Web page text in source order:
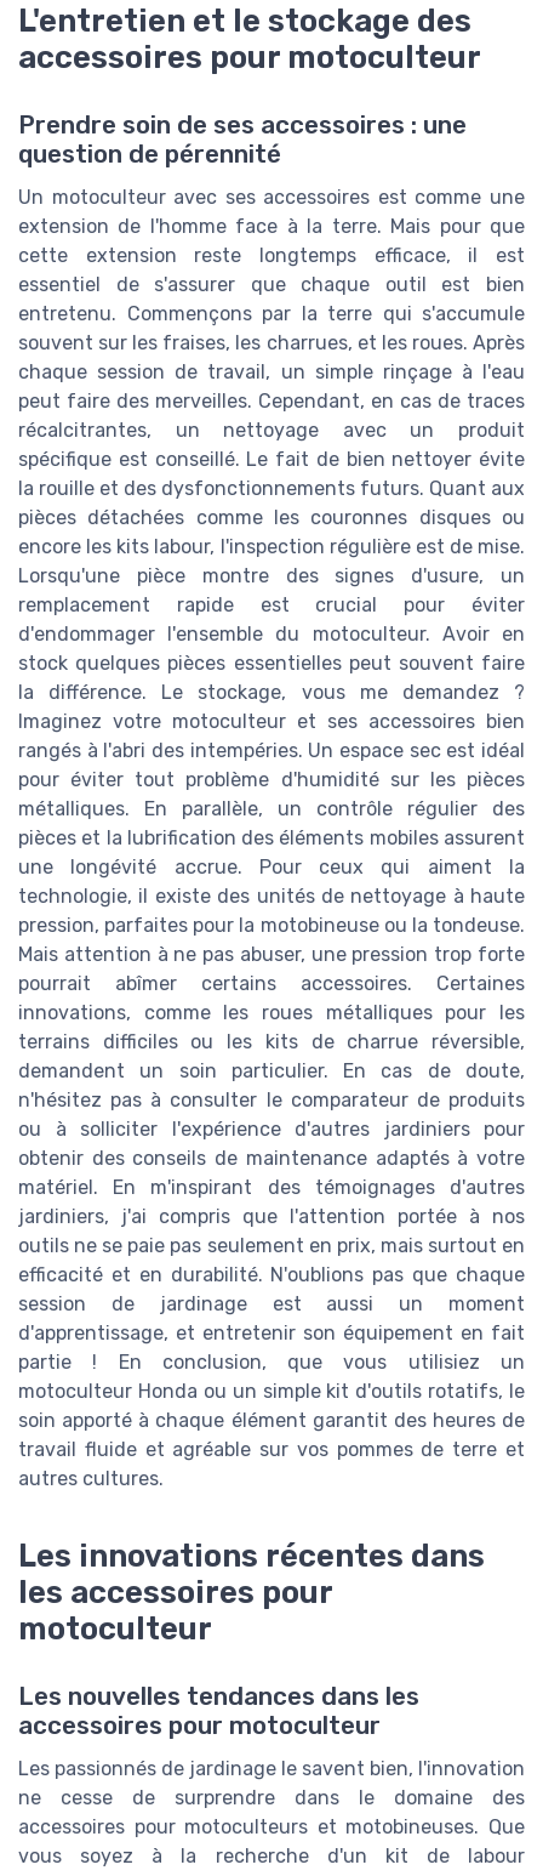
L'entretien et le stockage des
accessoires pour motoculteur
Prendre soin de ses accessoires : une
question de pérennité
Un motoculteur avec ses accessoires est comme une
extension de l'homme face à la terre. Mais pour que
cette extension reste longtemps efficace, il est
essentiel de s'assurer que chaque outil est bien
entretenu. Commençons par la terre qui s'accumule
souvent sur les fraises, les charrues, et les roues. Après
chaque session de travail, un simple rinçage à l'eau
peut faire des merveilles. Cependant, en cas de traces
récalcitrantes, un nettoyage avec un produit
spécifique est conseillé. Le fait de bien nettoyer évite
la rouille et des dysfonctionnements futurs. Quant aux
pièces détachées comme les couronnes disques ou
encore les kits labour, l'inspection régulière est de mise.
Lorsqu'une pièce montre des signes d'usure, un
remplacement rapide est crucial pour éviter
d'endommager l'ensemble du motoculteur. Avoir en
stock quelques pièces essentielles peut souvent faire
la différence. Le stockage, vous me demandez ?
Imaginez votre motoculteur et ses accessoires bien
rangés à l'abri des intempéries. Un espace sec est idéal
pour éviter tout problème d'humidité sur les pièces
métalliques. En parallèle, un contrôle régulier des
pièces et la lubrification des éléments mobiles assurent
une longévité accrue. Pour ceux qui aiment la
technologie, il existe des unités de nettoyage à haute
pression, parfaites pour la motobineuse ou la tondeuse.
Mais attention à ne pas abuser, une pression trop forte
pourrait abîmer certains accessoires. Certaines
innovations, comme les roues métalliques pour les
terrains difficiles ou les kits de charrue réversible,
demandent un soin particulier. En cas de doute,
n'hésitez pas à consulter le comparateur de produits
ou à solliciter l'expérience d'autres jardiniers pour
obtenir des conseils de maintenance adaptés à votre
matériel. En m'inspirant des témoignages d'autres
jardiniers, j'ai compris que l'attention portée à nos
outils ne se paie pas seulement en prix, mais surtout en
efficacité et en durabilité. N'oublions pas que chaque
session de jardinage est aussi un moment
d'apprentissage, et entretenir son équipement en fait
partie ! En conclusion, que vous utilisiez un
motoculteur Honda ou un simple kit d'outils rotatifs, le
soin apporté à chaque élément garantit des heures de
travail fluide et agréable sur vos pommes de terre et
autres cultures.
Les innovations récentes dans
les accessoires pour
motoculteur
Les nouvelles tendances dans les
accessoires pour motoculteur
Les passionnés de jardinage le savent bien, l'innovation
ne cesse de surprendre dans le domaine des
accessoires pour motoculteurs et motobineuses. Que
vous soyez à la recherche d'un kit de labour